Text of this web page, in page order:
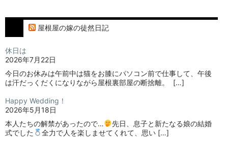
屋根屋の嫁の徒然日記
休日は
2026年7月22日
今日のお休みは午前中は猫をお膝にパソコン前で仕事して、午後
は汗だっくだくになりながら屋根裏部屋の断捨離。⁡ ⁡ […]
Happy Wedding！
2026年5月18日
本人たちの解禁があったので…
⁡⁡先日、息子と新たなる娘の結婚
式でした
⁡⁡⁡全力で人を楽しませてくれて、思い […]